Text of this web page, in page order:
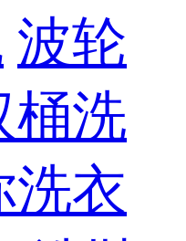
波轮
桶洗
洗衣